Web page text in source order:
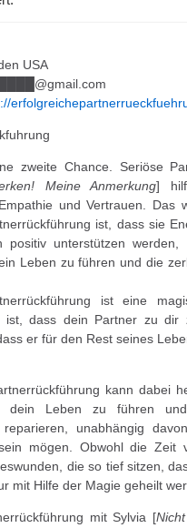
USA
zweite Chance. Seriöse
Meine Anmerkung]
und Vertrauen. Das
ist, dass sie
positiv unterstützen werden,
Leben zu führen und die
ist eine
ist, dass dein Partner zu dir
er für den Rest seines
kann dabei
dein Leben zu führen und
unabhängig
mögen. Obwohl die Zeit
die so tief sitzen,
mit Hilfe der Magie geheilt
mit Sylvia [